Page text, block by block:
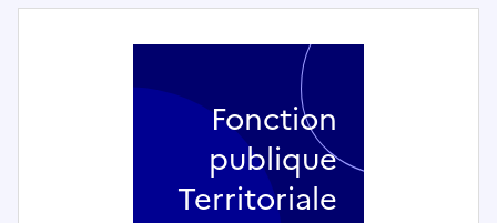
Fonction
publique
Territoriale